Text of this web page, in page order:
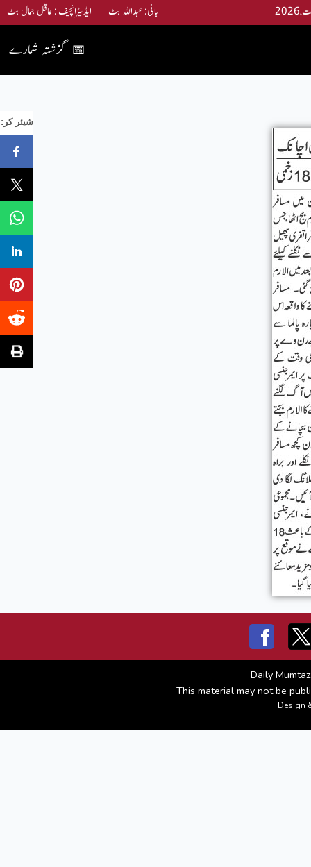
بانی: عبداللہ بٹ ایڈیٹرانچیف : عاقل جمال بٹ
گزشتہ شمارے 📅
:شیئر کر
Daily
This material may not be
Design